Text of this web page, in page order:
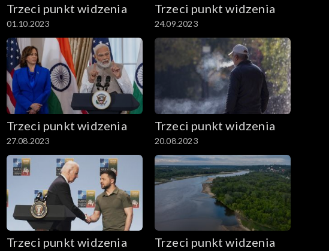
Trzeci punkt widzenia
01.10.2023
Trzeci punkt widzenia
24.09.2023
Trzeci punkt widzenia
27.08.2023
Trzeci punkt widzenia
20.08.2023
Trzeci punkt widzenia Trzeci punkt widzenia